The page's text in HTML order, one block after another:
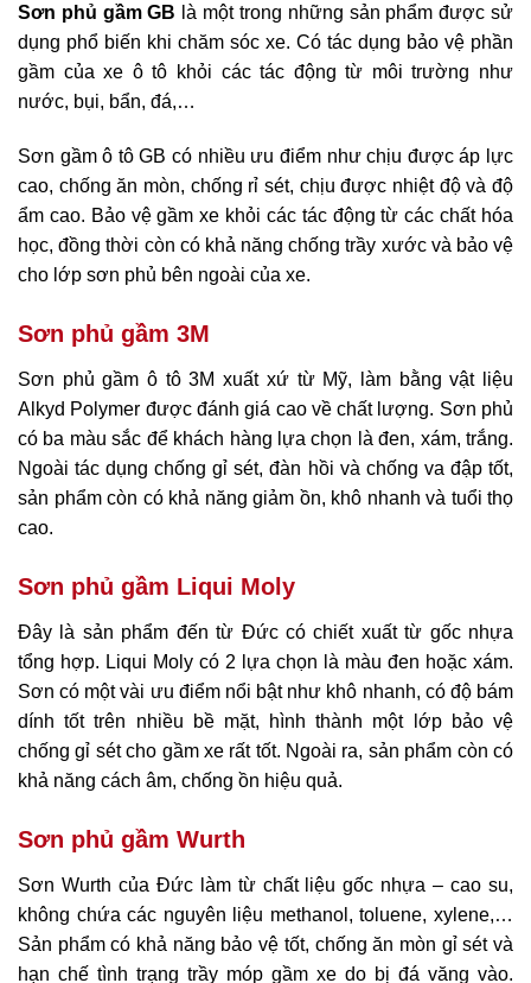
Sơn phủ gầm GB là một trong những sản phẩm được sử
dụng phổ biến khi chăm sóc xe. Có tác dụng bảo vệ phần
gầm của xe ô tô khỏi các tác động từ môi trường như
nước, bụi, bẩn, đá,…
Sơn gầm ô tô GB có nhiều ưu điểm như chịu được áp lực
cao, chống ăn mòn, chống rỉ sét, chịu được nhiệt độ và độ
ẩm cao. Bảo vệ gầm xe khỏi các tác động từ các chất hóa
học, đồng thời còn có khả năng chống trầy xước và bảo vệ
cho lớp sơn phủ bên ngoài của xe.
Sơn phủ gầm 3M
Sơn phủ gầm ô tô 3M xuất xứ từ Mỹ, làm bằng vật liệu
Alkyd Polymer được đánh giá cao về chất lượng. Sơn phủ
có ba màu sắc để khách hàng lựa chọn là đen, xám, trắng.
Ngoài tác dụng chống gỉ sét, đàn hồi và chống va đập tốt,
sản phẩm còn có khả năng giảm ồn, khô nhanh và tuổi thọ
cao.
Sơn phủ gầm Liqui Moly
Đây là sản phẩm đến từ Đức có chiết xuất từ gốc nhựa
tổng hợp. Liqui Moly có 2 lựa chọn là màu đen hoặc xám.
Sơn có một vài ưu điểm nổi bật như khô nhanh, có độ bám
dính tốt trên nhiều bề mặt, hình thành một lớp bảo vệ
chống gỉ sét cho gầm xe rất tốt. Ngoài ra, sản phẩm còn có
khả năng cách âm, chống ồn hiệu quả.
Sơn phủ gầm Wurth
Sơn Wurth của Đức làm từ chất liệu gốc nhựa – cao su,
không chứa các nguyên liệu methanol, toluene, xylene,…
Sản phẩm có khả năng bảo vệ tốt, chống ăn mòn gỉ sét và
hạn chế tình trạng trầy móp gầm xe do bị đá văng vào.